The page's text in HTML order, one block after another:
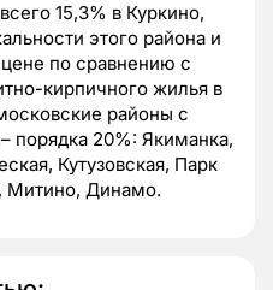
15,3% в Куркино,
этого района и
по сравнению с
кирпичного жилья в
районы с
20%: Якиманка,
Кутузовская, Парк
Митино, Динамо.